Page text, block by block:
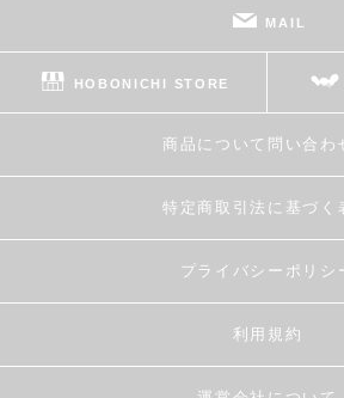
MAIL
HOBONICHI STORE
商品について問い合わ
特定商取引法に基づく
プライバシーポリシ
利用規約